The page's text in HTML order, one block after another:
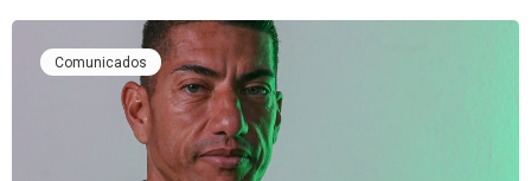
Comunicados